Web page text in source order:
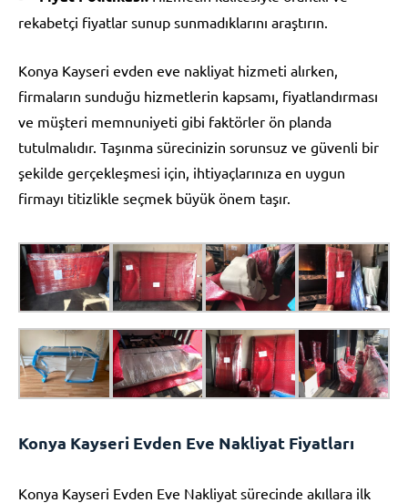
rekabetçi fiyatlar sunup sunmadıklarını araştırın.
Konya Kayseri evden eve nakliyat hizmeti alırken,
firmaların sunduğu hizmetlerin kapsamı, fiyatlandırması
ve müşteri memnuniyeti gibi faktörler ön planda
tutulmalıdır. Taşınma sürecinizin sorunsuz ve güvenli bir
şekilde gerçekleşmesi için, ihtiyaçlarınıza en uygun
firmayı titizlikle seçmek büyük önem taşır.
Konya Kayseri Evden Eve Nakliyat Fiyatları
Konya Kayseri Evden Eve Nakliyat sürecinde akıllara ilk